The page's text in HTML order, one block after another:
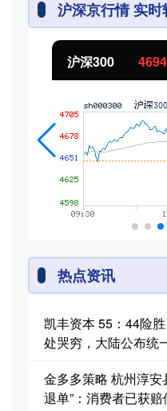
沪深京行情 实时
沪深300
热点资讯
凯丰资本 55：44险
处哭穷，大陆公布统
金多多策略 杭州淳安
退单”：消费者已获